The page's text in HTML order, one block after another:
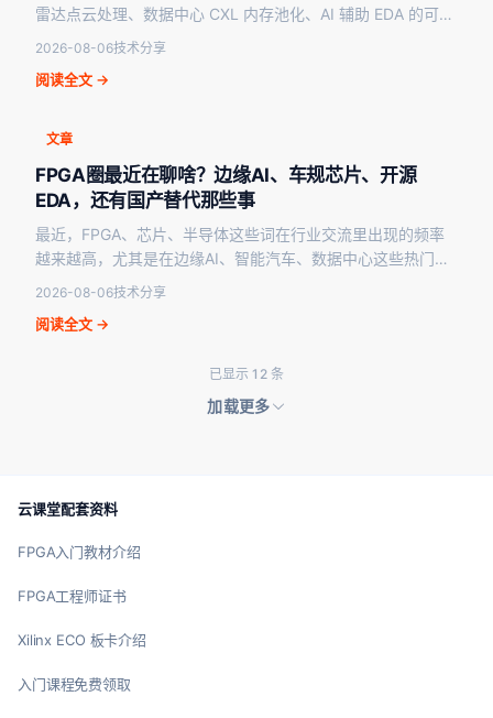
雷达点云处理、数据中心 CXL 内存池化、AI 辅助 EDA 的可靠
性、边缘 AI 盒子、开源 EDA…
2026-08-06技术分享
阅读全文 →
文章
FPGA圈最近在聊啥？边缘AI、车规芯片、开源
EDA，还有国产替代那些事
最近，FPGA、芯片、半导体这些词在行业交流里出现的频率
越来越高，尤其是在边缘AI、智能汽车、数据中心这些热门赛
道。我们梳理了近期行业讨论中几个值得关注的方向，…
2026-08-06技术分享
阅读全文 →
已显示 12 条
加载更多
云课堂配套资料
FPGA入门教材介绍
FPGA工程师证书
Xilinx ECO 板卡介绍
入门课程免费领取